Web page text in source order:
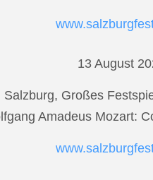
13 August
Salzburg, Großes
Amadeus Mozart: